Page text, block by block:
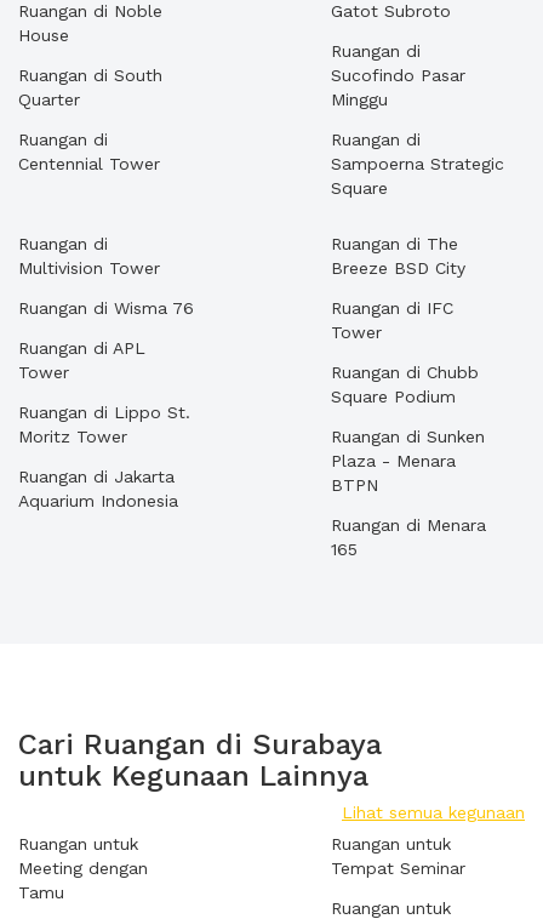
Ruangan di Noble
House
Ruangan di South
Quarter
Ruangan di
Centennial Tower
Gatot Subroto
Ruangan di
Sucofindo Pasar
Minggu
Ruangan di
Sampoerna Strategic
Square
Ruangan di
Multivision Tower
Ruangan di Wisma 76
Ruangan di APL
Tower
Ruangan di Lippo St.
Moritz Tower
Ruangan di Jakarta
Aquarium Indonesia
Ruangan di The
Breeze BSD City
Ruangan di IFC
Tower
Ruangan di Chubb
Square Podium
Ruangan di Sunken
Plaza - Menara
BTPN
Ruangan di Menara
165
Cari Ruangan di Surabaya
untuk Kegunaan Lainnya
Lihat semua kegunaan
Ruangan untuk
Meeting dengan
Tamu
Ruangan untuk
Tempat Seminar
Ruangan untuk